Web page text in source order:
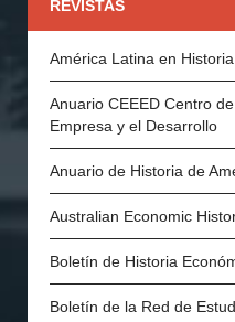
History of Economics
The Swedish Economic
The Economic History
REVISTAS
América Latina en
Anuario CEEED Centro
Empresa y el Desarrollo
Anuario de Historia de
Australian Economic
Boletín de Historia
Boletín de la Red de